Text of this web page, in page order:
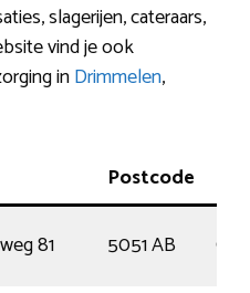
slagerijen, cateraars,
vind je ook
inDrimmelen,
Postcode
81 5051 AB